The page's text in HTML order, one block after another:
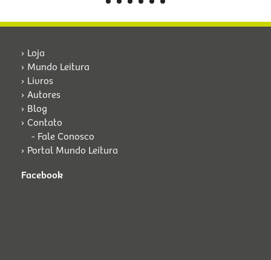
Loja
Mundo Leitura
Livros
Autores
Blog
Contato
Fale Conosco
Portal Mundo Leitura
Facebook